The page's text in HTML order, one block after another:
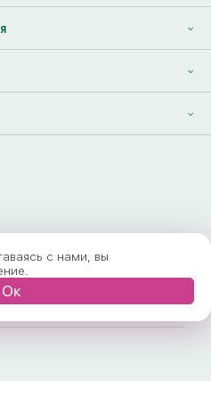
данных
с нами, вы
Ок